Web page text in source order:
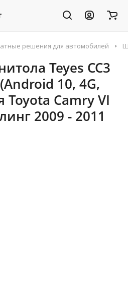
решения для автомобилей
Teyes CC3
10, 4G,
Toyota Camry VI
2009 - 2011